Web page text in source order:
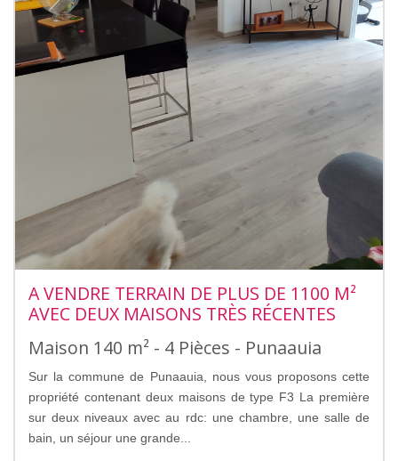
A VENDRE TERRAIN DE PLUS DE 1100 M²
AVEC DEUX MAISONS TRÈS RÉCENTES
Maison 140 m² - 4 Pièces - Punaauia
Sur la commune de Punaauia, nous vous proposons cette
propriété contenant deux maisons de type F3 La première
sur deux niveaux avec au rdc: une chambre, une salle de
bain, un séjour une grande...